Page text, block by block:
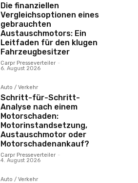
Die finanziellen
Vergleichsoptionen eines
gebrauchten
Austauschmotors: Ein
Leitfaden für den klugen
Fahrzeugbesitzer
Carpr Presseverteiler -
6. August 2026
Auto / Verkehr
Schritt-für-Schritt-
Analyse nach einem
Motorschaden:
Motorinstandsetzung,
Austauschmotor oder
Motorschadenankauf?
Carpr Presseverteiler -
4. August 2026
Auto / Verkehr